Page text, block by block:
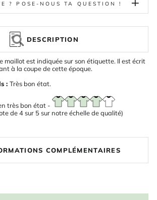
? POSE-NOUS TA QUESTION !
DESCRIPTION
maillot est indiquée sur son étiquette. Il est écrit
à la coupe de cette époque.
: Très bon état.
très bon état -
de 4 sur 5 sur notre échelle de qualité)
COMPLÉMENTAIRES